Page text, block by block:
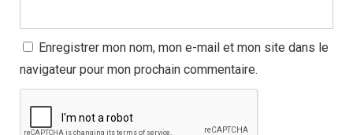
Enregistrer mon nom, mon e-mail et mon site dans le
navigateur pour mon prochain commentaire.